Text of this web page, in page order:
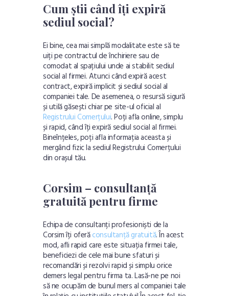
Cum știi când îți expiră
sediul social?
Ei bine, cea mai simplă modalitate este să te
uiți pe contractul de închiriere sau de
comodat al spațiului unde ai stabilit sediul
social al firmei. Atunci când expiră acest
contract, expiră implicit și sediul social al
companiei tale. De asemenea, o resursă sigură
și utilă găsești chiar pe site-ul oficial al
Registrului Comerțului. Poți afla online, simplu
și rapid, când îți expiră sediul social al firmei.
Bineînțeles, poți afla informația aceasta și
mergând fizic la sediul Registrului Comerțului
din orașul tău.
Corsim – consultanță
gratuită pentru firme
Echipa de consultanți profesioniști de la
Corsim îți oferăconsultanță gratuită. În acest
mod, afli rapid care este situația firmei tale,
beneficiezi de cele mai bune sfaturi și
recomandări și rezolvi rapid și simplu orice
demers legal pentru firma ta. Lasă-ne pe noi
să ne ocupăm de bunul mers al companiei tale